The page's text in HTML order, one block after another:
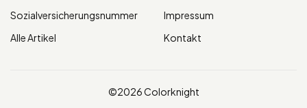
Sozialversicherungsnummer
Alle Artikel
Impressum
Kontakt
©2026 Colorknight